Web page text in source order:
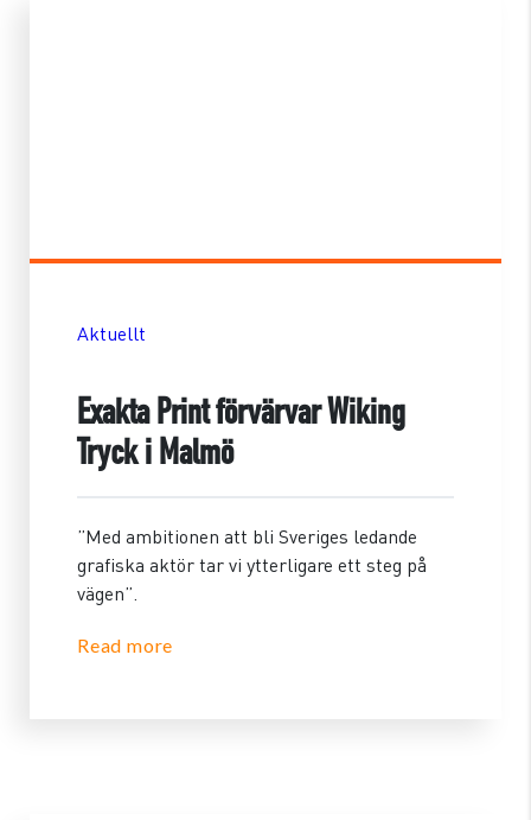
Aktuellt
Exakta Print förvärvar Wiking
Tryck i Malmö
”Med ambitionen att bli Sveriges ledande
grafiska aktör tar vi ytterligare ett steg på
vägen”.
Read more